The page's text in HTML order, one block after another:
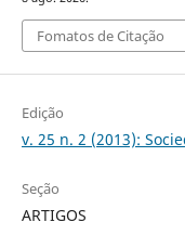
Fomatos de Citação
Edição
v. 25 n. 2 (2013):
Seção
ARTIGOS